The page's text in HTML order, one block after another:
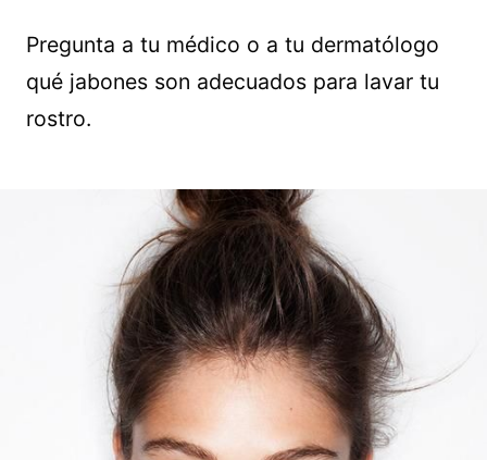
Pregunta a tu médico o a tu dermatólogo
qué jabones son adecuados para lavar tu
rostro.